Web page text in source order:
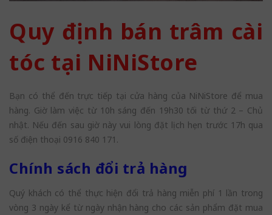
Quy định bán trâm cài
tóc tại NiNiStore
Bạn có thể đến trực tiếp tại cửa hàng của NiNiStore để mua
hàng. Giờ làm việc từ 10h sáng đến 19h30 tối từ thứ 2 – Chủ
nhật. Nếu đến sau giờ này vui lòng đặt lịch hẹn trước 17h qua
số điện thoại 0916 840 171.
Chính sách đổi trả hàng
Quý khách có thể thực hiện đổi trả hàng miễn phí 1 lần trong
vòng 3 ngày kể từ ngày nhận hàng cho các sản phẩm đặt mua